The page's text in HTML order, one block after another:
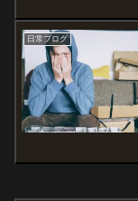
日常ブログ